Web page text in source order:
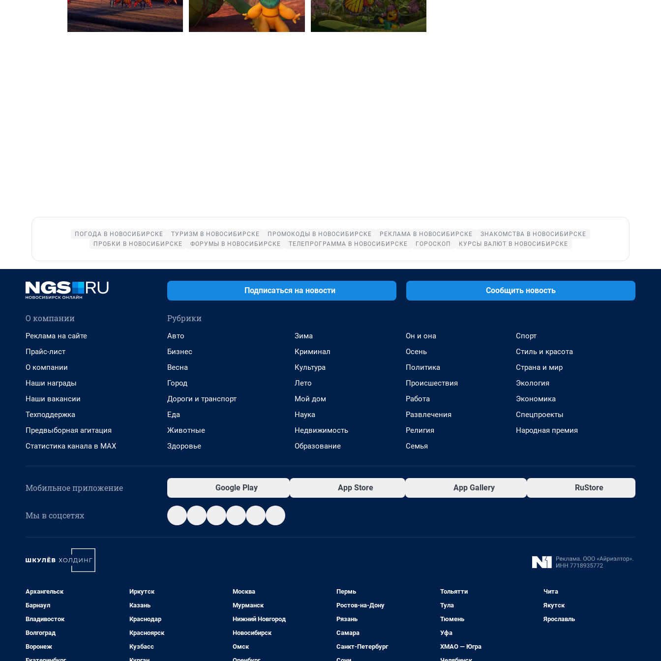
ПОГОДА В НОВОСИБИРСКЕ ТУРИЗМ В НОВОСИБИРСКЕ ПРОМОКОДЫ В НОВОСИБИРСКЕ РЕКЛАМА В НОВОСИБИРСКЕ
ЗНАКОМСТВА В НОВОСИБИРСКЕ
ПРОБКИ В НОВОСИБИРСКЕ
ФОРУМЫ В НОВОСИБИРСКЕ ТЕЛЕПРОГРАММА В НОВОСИБИРСКЕ ГОРОСКОП КУРСЫ ВАЛЮТ В НОВОСИБИРСКЕ
Подписаться на новости Сообщить новость
О компании
Реклама на сайте
Прайс-лист
О компании
Наши награды
Наши вакансии
Техподдержка
Предвыборная агитация
Статистика канала в MAX
Рубрики
Авто
Бизнес
Весна
Город
Дороги и транспорт
Еда
Животные
Здоровье
Зима
Криминал
Культура
Лето
Мой дом
Наука
Недвижимость
Образование
Он и она
Осень
Политика
Происшествия
Работа
Развлечения
Религия
Семья
Спорт
Стиль и красота
Страна и мир
Экология
Экономика
Спецпроекты
Народная премия
Мобильное приложение Google Play App Store App Gallery RuStore
Мы в соцсетях
Архангельск
Барнаул
Владивосток
Волгоград
Воронеж
Иркутск
Казань
Краснодар
Красноярск
Кузбасс
Москва
Мурманск
Нижний Новгород
Новосибирск
Омск
Пермь
Ростов-на-Дону
Рязань
Самара
Санкт-Петербург
Тольятти
Тула
Тюмень
Уфа
ХМАО — Югра
Чита
Якутск
Ярославль